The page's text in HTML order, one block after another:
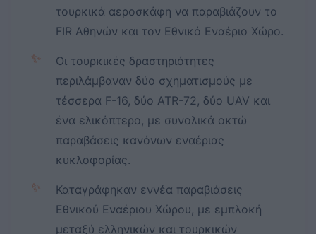
τουρκικά αεροσκάφη να παραβιάζουν το
FIR Αθηνών και τον Εθνικό Εναέριο Χώρο.
✨
Οι τουρκικές δραστηριότητες
περιλάμβαναν δύο σχηματισμούς με
τέσσερα F-16, δύο ATR-72, δύο UAV και
ένα ελικόπτερο, με συνολικά οκτώ
παραβάσεις κανόνων εναέριας
κυκλοφορίας.
✨
Καταγράφηκαν εννέα παραβιάσεις
Εθνικού Εναέριου Χώρου, με εμπλοκή
μεταξύ ελληνικών και τουρκικών